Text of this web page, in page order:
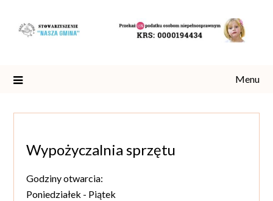
content
Menu
Wypożyczalnia sprzętu
Godziny otwarcia:
Poniedziałek - Piątek